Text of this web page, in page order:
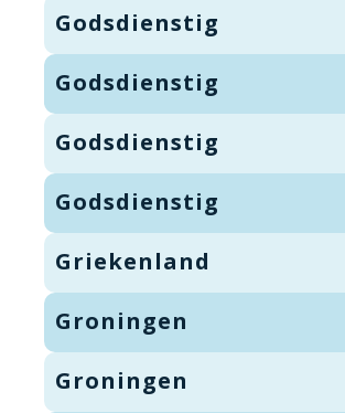
Godsdienstig
Godsdienstig
Godsdienstig
Godsdienstig
Griekenland
Groningen
Groningen